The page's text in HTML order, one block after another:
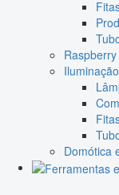
Domótica